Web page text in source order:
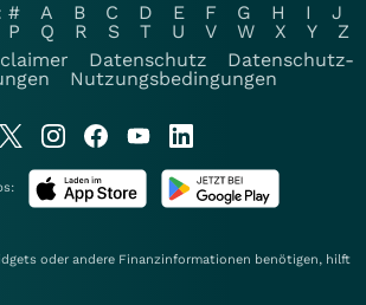
# A B C D E F G H I
J
P Q R S T U V W X Y
Z
Datenschutz
Datenschutz-
Nutzungsbedingungen
oder andere Finanzinformationen benötigen, hilft